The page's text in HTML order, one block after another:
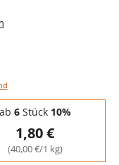
ab 6Stück 10%
1,80 €
(40,00 €/1 kg)